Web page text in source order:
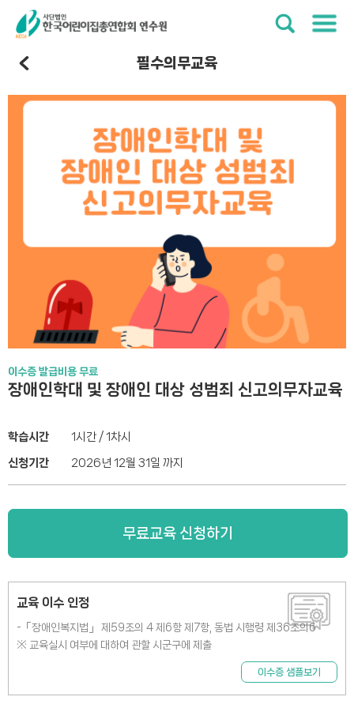
필수의무교육
이수증 발급비용 무료
장애인학대 및 장애인 대상 성범죄 신고의무자교육
학습시간 1시간 / 1차시
신청기간 2026년 12월 31일 까지
무료교육 신청하기
교육 이수 인정
-「장애인복지법」 제59조의 4 제6항 제7항, 동법 시행령 제36조의6
※ 교육실시 여부에 대하여 관할 시군구에 제출
이수증 샘플보기